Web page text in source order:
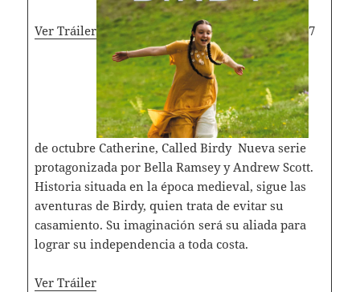
Ver Tráiler 7
de octubre Catherine, Called Birdy Nueva serie
protagonizada por Bella Ramsey y Andrew Scott.
Historia situada en la época medieval, sigue las
aventuras de Birdy, quien trata de evitar su
casamiento. Su imaginación será su aliada para
lograr su independencia a toda costa.
Ver Tráiler